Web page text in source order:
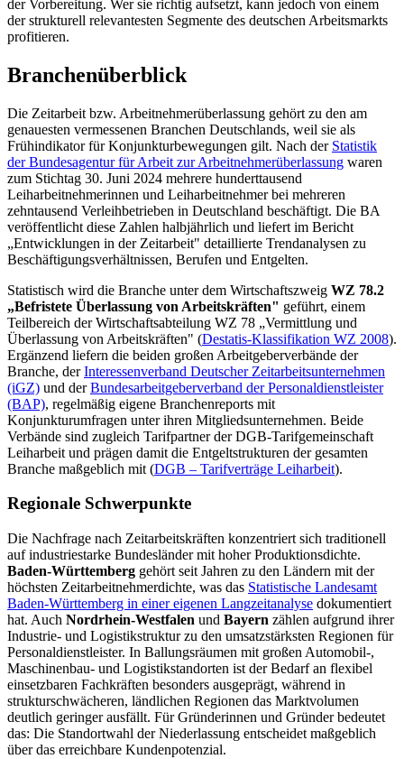
der Vorbereitung. Wer sie richtig aufsetzt, kann jedoch von einem
der strukturell relevantesten Segmente des deutschen Arbeitsmarkts
profitieren.
Branchenüberblick
Die Zeitarbeit bzw. Arbeitnehmerüberlassung gehört zu den am
genauesten vermessenen Branchen Deutschlands, weil sie als
Frühindikator für Konjunkturbewegungen gilt. Nach der Statistik
der Bundesagentur für Arbeit zur Arbeitnehmerüberlassung waren
zum Stichtag 30. Juni 2024 mehrere hunderttausend
Leiharbeitnehmerinnen und Leiharbeitnehmer bei mehreren
zehntausend Verleihbetrieben in Deutschland beschäftigt. Die BA
veröffentlicht diese Zahlen halbjährlich und liefert im Bericht
„Entwicklungen in der Zeitarbeit" detaillierte Trendanalysen zu
Beschäftigungsverhältnissen, Berufen und Entgelten.
Statistisch wird die Branche unter dem Wirtschaftszweig WZ 78.2
„Befristete Überlassung von Arbeitskräften" geführt, einem
Teilbereich der Wirtschaftsabteilung WZ 78 „Vermittlung und
Überlassung von Arbeitskräften" (Destatis-Klassifikation WZ 2008).
Ergänzend liefern die beiden großen Arbeitgeberverbände der
Branche, derInteressenverband Deutscher Zeitarbeitsunternehmen
(iGZ) und derBundesarbeitgeberverband der Personaldienstleister
(BAP), regelmäßig eigene Branchenreports mit
Konjunkturumfragen unter ihren Mitgliedsunternehmen. Beide
Verbände sind zugleich Tarifpartner der DGB-Tarifgemeinschaft
Leiharbeit und prägen damit die Entgeltstrukturen der gesamten
Branche maßgeblich mit (DGB – Tarifverträge Leiharbeit).
Regionale Schwerpunkte
Die Nachfrage nach Zeitarbeitskräften konzentriert sich traditionell
auf industriestarke Bundesländer mit hoher Produktionsdichte.
Baden-Württemberg gehört seit Jahren zu den Ländern mit der
höchsten Zeitarbeitnehmerdichte, was das Statistische Landesamt
Baden-Württemberg in einer eigenen Langzeitanalyse dokumentiert
hat. Auch Nordrhein-Westfalen und Bayern zählen aufgrund ihrer
Industrie- und Logistikstruktur zu den umsatzstärksten Regionen für
Personaldienstleister. In Ballungsräumen mit großen Automobil-,
Maschinenbau- und Logistikstandorten ist der Bedarf an flexibel
einsetzbaren Fachkräften besonders ausgeprägt, während in
strukturschwächeren, ländlichen Regionen das Marktvolumen
deutlich geringer ausfällt. Für Gründerinnen und Gründer bedeutet
das: Die Standortwahl der Niederlassung entscheidet maßgeblich
über das erreichbare Kundenpotenzial.